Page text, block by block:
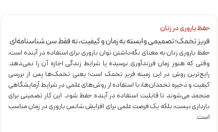
حفظ باروری در زنان
فریز تخمک؛ تصمیمی وابسته به زمان و کیفیت، نه فقط سن شناسنامه‌ای
حفظ باروری زنان به معنای نگه‌داشتن توان باروری برای استفاده در آینده است،
وقتی که هنوز زمان فرزندآوری نرسیده یا شرایط زندگی اجازه آن را نمی‌دهد.
رایج‌ترین روش در این زمینه فریز تخمک است؛ یعنی تخمک‌ها پس از بررسی
کیفیت و ذخیره تخمدان‌ها، با استفاده از روش‌های علمی در شرایط آزمایشگاهی
منجمد می‌شوند تا قابلیت استفاده در آینده حفظ شود. این کار تضمینی برای
بارداری نیست، بلکه یک فرصت علمی برای افزایش شانس باروری در زمان مناسب
است.